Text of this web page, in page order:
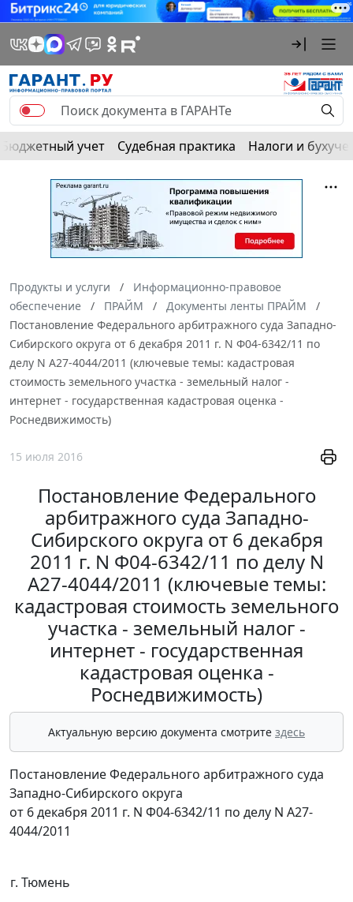
Бюджетный учет Судебная практика Налоги и
Продукты и услуги
Информационно-правовое
обеспечение
ПРАЙМ
Документы ленты ПРАЙМ
Постановление Федерального арбитражного суда Западно-
Сибирского округа от 6 декабря 2011 г. N Ф04-6342/11 по
делу N А27-4044/2011 (ключевые темы: кадастровая
стоимость земельного участка - земельный налог -
интернет - государственная кадастровая оценка -
Роснедвижимость)
15 июля 2016
Постановление Федерального
арбитражного суда Западно-
Сибирского округа от 6 декабря
2011 г. N Ф04-6342/11 по делу N
А27-4044/2011 (ключевые темы:
кадастровая стоимость земельного
участка - земельный налог -
интернет - государственная
кадастровая оценка -
Роснедвижимость)
Актуальную версию документа смотрите здесь
Постановление Федерального арбитражного суда
Западно-Сибирского округа
от 6 декабря 2011 г. N Ф04-6342/11 по делу N А27-
4044/2011
г. Тюмень